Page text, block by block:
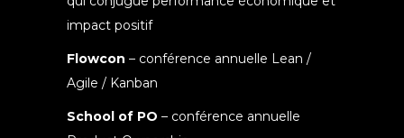
impact positif
Flowcon – conférence annuelle Lean /
Agile / Kanban
School of PO – conférence annuelle